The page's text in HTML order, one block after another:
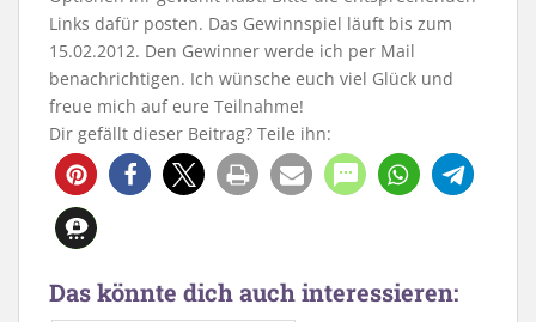
Links dafür posten. Das Gewinnspiel läuft bis zum
15.02.2012. Den Gewinner werde ich per Mail
benachrichtigen. Ich wünsche euch viel Glück und
freue mich auf eure Teilnahme!
Dir gefällt dieser Beitrag? Teile ihn:
2
Das könnte dich auch interessieren: